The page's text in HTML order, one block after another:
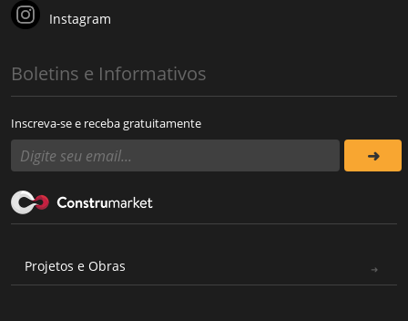
Instagram
Boletins e Informativos
Inscreva-se e receba gratuitamente
Projetos e Obras